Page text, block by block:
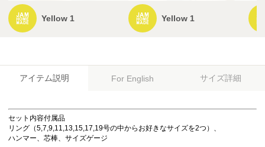
Yellow 1 Yellow 1
アイテム説明 For English サイズ詳細
セット内容付属品
リング（5,7,9,11,13,15,17,19号の中からお好きなサイズを2つ）、
ハンマー、芯棒、サイズゲージ